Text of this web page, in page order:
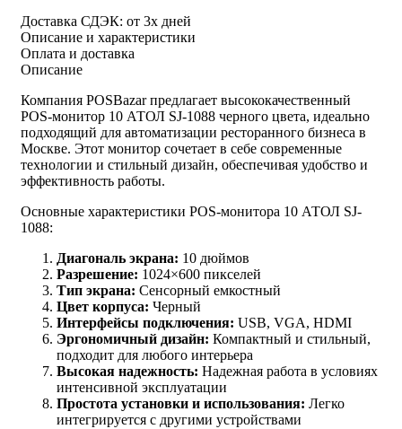
Доставка СДЭК: от 3х дней
Описание и характеристики
Оплата и доставка
Описание
Компания POSBazar предлагает высококачественный
POS-монитор 10 АТОЛ SJ-1088 черного цвета, идеально
подходящий для автоматизации ресторанного бизнеса в
Москве. Этот монитор сочетает в себе современные
технологии и стильный дизайн, обеспечивая удобство и
эффективность работы.
Основные характеристики POS-монитора 10 АТОЛ SJ-
1088:
Диагональ экрана: 10 дюймов
Разрешение: 1024×600 пикселей
Тип экрана: Сенсорный емкостный
Цвет корпуса: Черный
Интерфейсы подключения: USB, VGA, HDMI
Эргономичный дизайн: Компактный и стильный,
подходит для любого интерьера
Высокая надежность: Надежная работа в условиях
интенсивной эксплуатации
Простота установки и использования: Легко
интегрируется с другими устройствами